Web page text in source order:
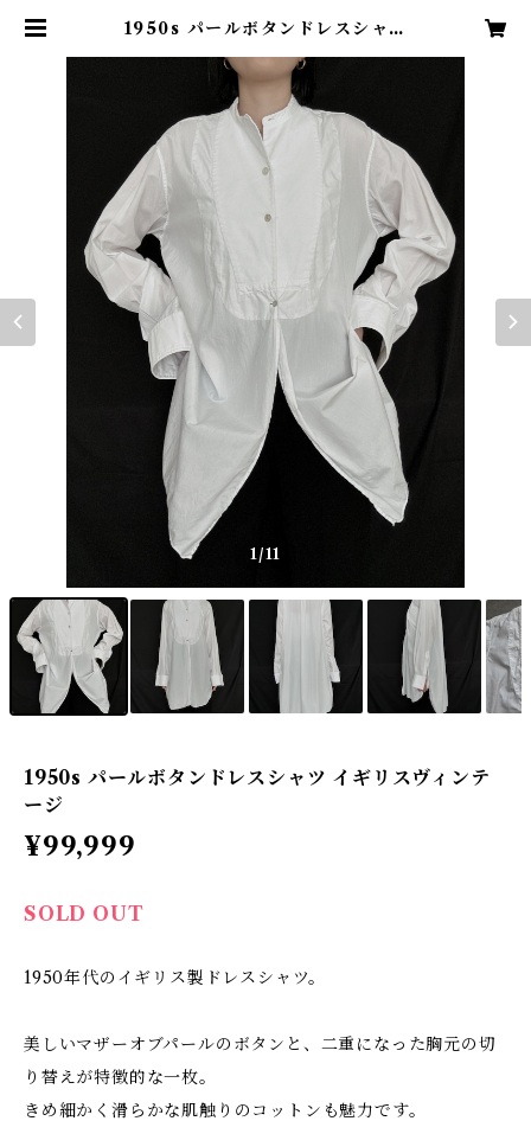
1950s パールボタンドレスシャツ
ntage
1/11
1950s パールボタンドレスシャツ イギリスヴィンテ
ージ
¥99,999
SOLD OUT
1950年代のイギリス製ドレスシャツ。
美しいマザーオブパールのボタンと、二重になった胸元の切
り替えが特徴的な一枚。
きめ細かく滑らかな肌触りのコットンも魅力です。